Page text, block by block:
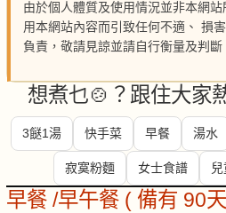
由於個人體質及使用情況並非本網
用本網站內容而引致任何不適、 損
負責，敬請見諒並請自行衡量及判斷
想煮乜🍲？跟住大家
3餸1湯 快手菜 早餐 湯水
寂寞粉麵 女士食譜
早餐 /早午餐 ( 備有 90